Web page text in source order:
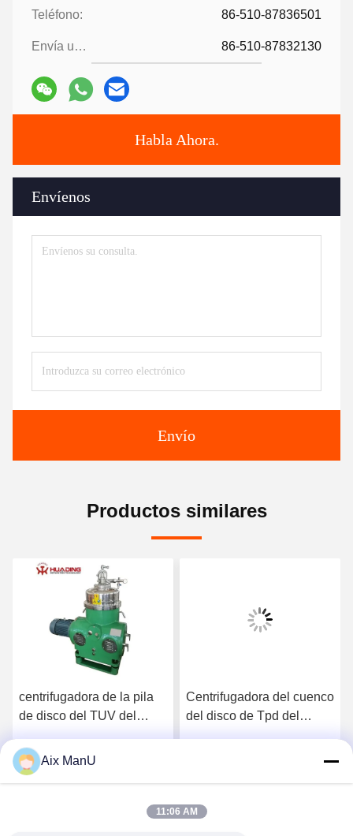
Teléfono: 86-510-87836501
Envía un fax.: 86-510-87832130
Habla Ahora.
Envíenos
Envío
Productos similares
centrifugadora de la pila
de disco del TUV del
disco de 10000L H
Centrifugadora del cuenco
del disco de Tpd del
Aix ManU
11:06 AM